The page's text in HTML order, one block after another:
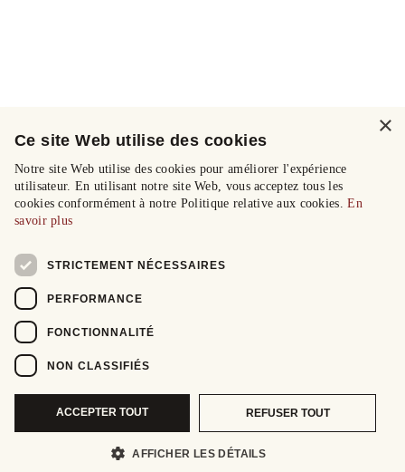
×
Ce site Web utilise des cookies
Notre site Web utilise des cookies pour améliorer l'expérience
utilisateur. En utilisant notre site Web, vous acceptez tous les
cookies conformément à notre Politique relative aux cookies.En
savoir plus
STRICTEMENT NÉCESSAIRES
PERFORMANCE
FONCTIONNALITÉ
NON CLASSIFIÉS
ACCEPTER TOUT REFUSER TOUT
AFFICHER LES DÉTAILS